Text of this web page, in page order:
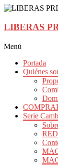
Saltar
contenido
LIBERAS
Menú
Portada
Quiénes
Serie